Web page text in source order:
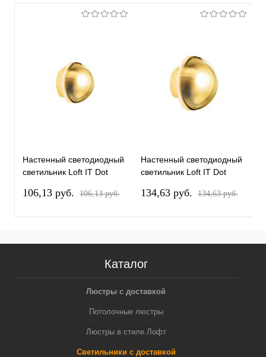
Настенный светодиодный
светильник Loft IT Dot
106,13 pуб. 106,13 pуб.
Настенный светодиодный
светильник Loft IT Dot
134,63 pуб. 134,63 pуб.
Каталог
Люстры с доставкой
Потолочные люстры
Люстры в стиле Лофт
Светильники с доставкой